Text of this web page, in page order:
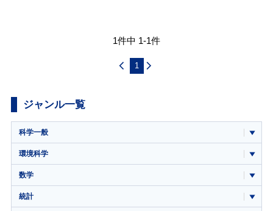
1件中 1-1件
1
ジャンル一覧
科学一般
環境科学
数学
統計